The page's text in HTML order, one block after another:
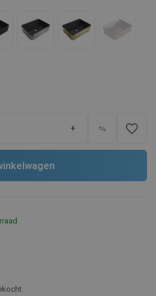
+ favorite_border